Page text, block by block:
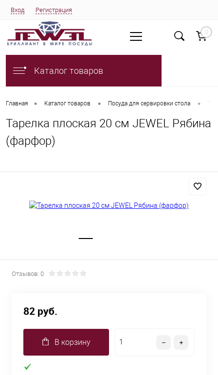
Вход Регистрация
0
Каталог товаров
Главная • Каталог товаров • Посуда для сервировки стола •
Тарелка плоская 20 см JEWEL Рябина
(фарфор)
Отзывов: 0
82 руб.
В корзину